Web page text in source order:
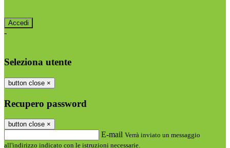
-
Seleziona utente
button close ×
Recupero password
button close ×
E-mail Verrà inviato un messaggio
all'indirizzo indicato con le istruzioni necessarie.